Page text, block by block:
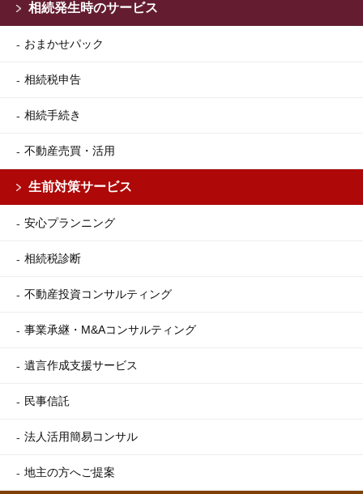
相続発生時のサービス
おまかせパック
相続税申告
相続手続き
不動産売買・活用
生前対策サービス
安心プランニング
相続税診断
不動産投資コンサルティング
事業承継・M&Aコンサルティング
遺言作成支援サービス
民事信託
法人活用簡易コンサル
地主の方へご提案